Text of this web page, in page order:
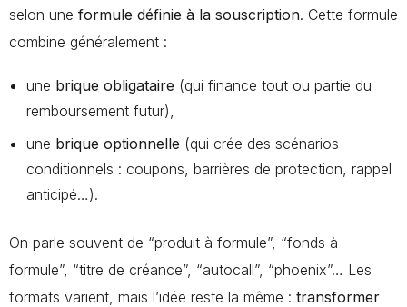
selon une formule définie à la souscription. Cette formule
combine généralement :
une brique obligataire (qui finance tout ou partie du
remboursement futur),
une brique optionnelle (qui crée des scénarios
conditionnels : coupons, barrières de protection, rappel
anticipé…).
On parle souvent de “produit à formule”, “fonds à
formule”, “titre de créance”, “autocall”, “phoenix”… Les
formats varient, mais l’idée reste la même : transformer